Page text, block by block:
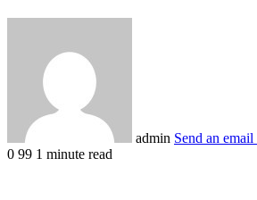
admin Send an email
0 99 1 minute read